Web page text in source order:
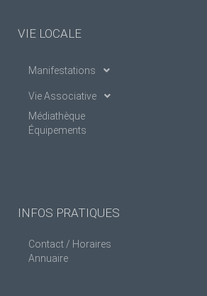
VIE LOCALE
Manifestations
Vie Associative
Médiathèque
Équipements
INFOS PRATIQUES
Contact / Horaires
Annuaire